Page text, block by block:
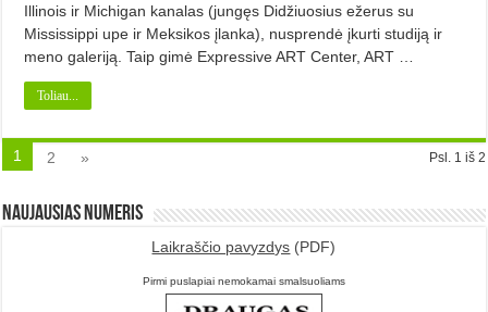
Illinois ir Michigan kanalas (jungęs Didžiuosius ežerus su
Mississippi upe ir Meksikos įlanka), nusprendė įkurti studiją ir
meno galeriją. Taip gimė Expressive ART Center, ART …
Toliau...
Psl. 1 iš 2
1 2 »
Naujausias numeris
Laikraščio pavyzdys (PDF)
Pirmi puslapiai nemokamai smalsuoliams